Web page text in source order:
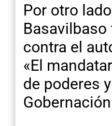
Por otro
contra el
«El
de poderes